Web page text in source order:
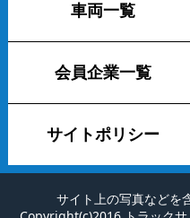
車両一覧
会員企業一覧
サイトポリシー
サイト上の写真など